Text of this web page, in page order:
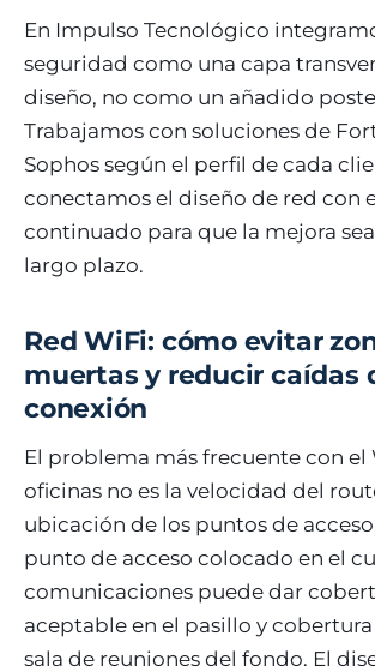
En Impulso Tecnológico
seguridad como una capa
diseño, no como un añadido
Trabajamos con soluciones de
Sophos según el perfil de cada
conectamos el diseño de red con
continuado para que la mejora
largo plazo.
Red WiFi: cómo evitar
muertas y reducir caídas
conexión
El problema más frecuente con el
oficinas no es la velocidad del
ubicación de los puntos de
punto de acceso colocado en el
comunicaciones puede dar
aceptable en el pasillo y cobertura
sala de reuniones del fondo. El